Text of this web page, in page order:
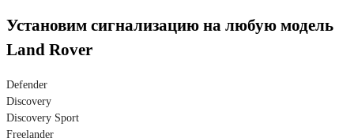
Установим сигнализацию на любую модель
Land Rover
Defender
Discovery
Discovery Sport
Freelander